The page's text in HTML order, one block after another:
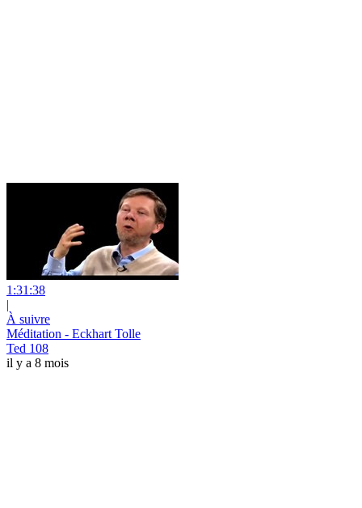
1:31:38
|
À suivre
Méditation - Eckhart Tolle
Ted 108
il y a 8 mois